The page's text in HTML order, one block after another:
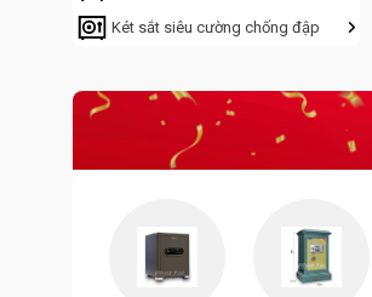
Két sắt siêu cường chống đập